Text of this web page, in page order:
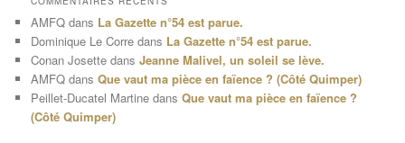
AMFQ dans La Gazette n°54 est parue.
Dominique Le Corre dans La Gazette n°54 est parue.
Conan Josette dansJeanne Malivel, un soleil se lève.
AMFQ dansQue vaut ma pièce en faïence ? (Côté Quimper)
Peillet-Ducatel Martine dansQue vaut ma pièce en faïence ?
(Côté Quimper)